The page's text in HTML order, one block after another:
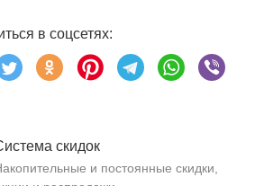
в соцсетях:
скидок
и постоянные скидки,